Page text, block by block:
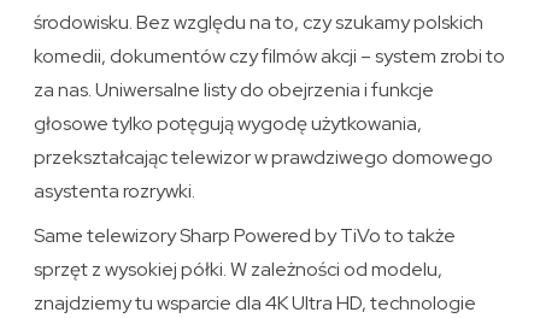
środowisku. Bez względu na to, czy szukamy polskich
komedii, dokumentów czy filmów akcji – system zrobi to
za nas. Uniwersalne listy do obejrzenia i funkcje
głosowe tylko potęgują wygodę użytkowania,
przekształcając telewizor w prawdziwego domowego
asystenta rozrywki.
Same telewizory Sharp Powered by TiVo to także
sprzęt z wysokiej półki. W zależności od modelu,
znajdziemy tu wsparcie dla 4K Ultra HD, technologie